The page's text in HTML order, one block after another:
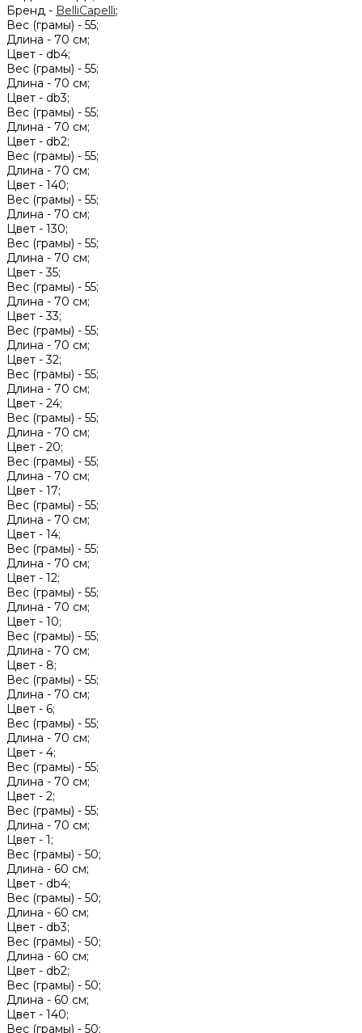
Бренд - BelliCapelli;
Вес (грамы) - 55;
Длина - 70 см;
Цвет - db4;
Вес (грамы) - 55;
Длина - 70 см;
Цвет - db3;
Вес (грамы) - 55;
Длина - 70 см;
Цвет - db2;
Вес (грамы) - 55;
Длина - 70 см;
Цвет - 140;
Вес (грамы) - 55;
Длина - 70 см;
Цвет - 130;
Вес (грамы) - 55;
Длина - 70 см;
Цвет -35;
Вес (грамы) - 55;
Длина - 70 см;
Цвет -33;
Вес (грамы) - 55;
Длина - 70 см;
Цвет -32;
Вес (грамы) - 55;
Длина - 70 см;
Цвет - 24;
Вес (грамы) - 55;
Длина - 70 см;
Цвет - 20;
Вес (грамы) - 55;
Длина - 70 см;
Цвет - 17;
Вес (грамы) - 55;
Длина - 70 см;
Цвет - 14;
Вес (грамы) - 55;
Длина - 70 см;
Цвет - 12;
Вес (грамы) - 55;
Длина - 70 см;
Цвет - 10;
Вес (грамы) - 55;
Длина - 70 см;
Цвет - 8;
Вес (грамы) - 55;
Длина - 70 см;
Цвет - 6;
Вес (грамы) - 55;
Длина - 70 см;
Цвет - 4;
Вес (грамы) - 55;
Длина - 70 см;
Цвет - 2;
Вес (грамы) - 55;
Длина - 70 см;
Цвет - 1;
Вес (грамы) - 50;
Длина - 60 см;
Цвет - db4;
Вес (грамы) - 50;
Длина - 60 см;
Цвет - db3;
Вес (грамы) - 50;
Длина - 60 см;
Цвет - db2;
Вес (грамы) - 50;
Длина - 60 см;
Цвет - 140;
Вес (грамы) - 50;